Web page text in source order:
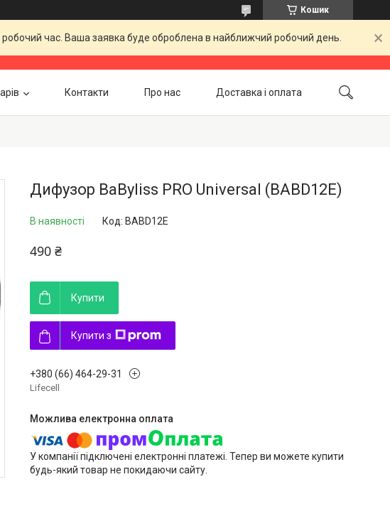
Кошик
час. Ваша заявка буде оброблена в найближчий робочий день.
Контакти Про нас Доставка і оплата
Дифузор BaByliss PRO Universal (BABD12E)
В наявності Код: BABD12E
490 ₴
Купити
Купити з
+380 (66) 464-29-31
Lifecell
У компанії підключені електронні платежі. Тепер ви можете купити
будь-який товар не покидаючи сайту.